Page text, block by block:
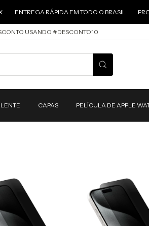
RÁPIDA EM TODO O BRASIL PRODUTOS
USANDO #DESCONTO10
CAPAS PELÍCULA DE APPLE